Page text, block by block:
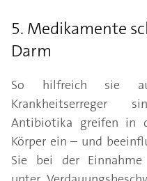
5. Medikamente
Darm
So hilfreich sie
Krankheitserreger
Antibiotika greifen in
Körper ein – und
Sie bei der